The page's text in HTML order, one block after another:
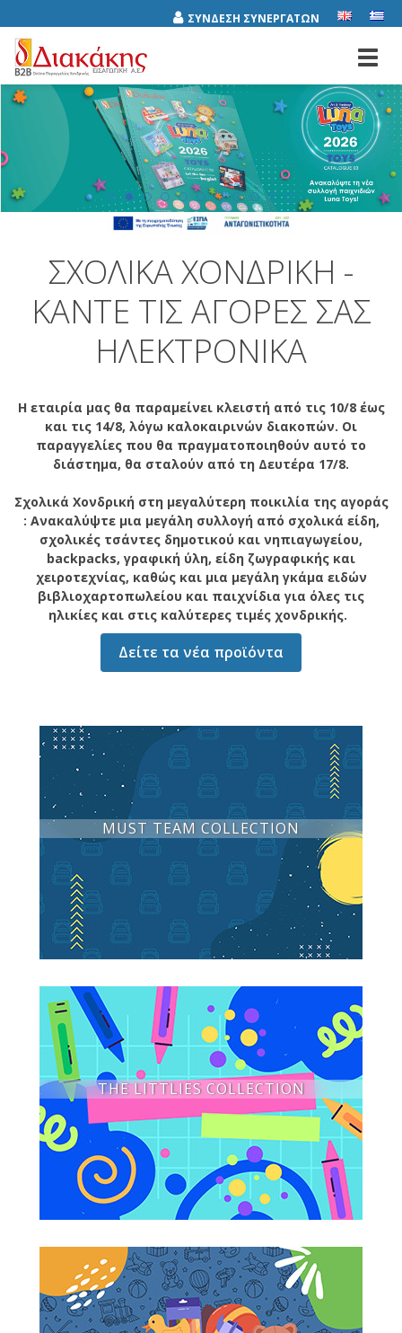
ΣΥΝΔΕΣΗ ΣΥΝΕΡΓΑΤΩΝ
ΣΧΟΛΙΚΆ ΧΟΝΔΡΙΚΉ -
ΚΆΝΤΕ ΤΙΣ ΑΓΟΡΈΣ ΣΑΣ
ΗΛΕΚΤΡΟΝΙΚΆ
Η εταιρία μας θα παραμείνει κλειστή από τις 10/8 έως
και τις 14/8, λόγω καλοκαιρινών διακοπών. Οι
παραγγελίες που θα πραγματοποιηθούν αυτό το
διάστημα, θα σταλούν από τη Δευτέρα 17/8.
Σχολικά Χονδρική στη μεγαλύτερη ποικιλία της αγοράς
: Ανακαλύψτε μια μεγάλη συλλογή από σχολικά είδη,
σχολικές τσάντες δημοτικού και νηπιαγωγείου,
backpacks, γραφική ύλη, είδη ζωγραφικής και
χειροτεχνίας, καθώς και μια μεγάλη γκάμα ειδών
βιβλιοχαρτοπωλείου και παιχνίδια για όλες τις
ηλικίες και στις καλύτερες τιμές χονδρικής.
Δείτε τα νέα προϊόντα
MUST TEAM COLLECTION
THE LITTLIES COLLECTION